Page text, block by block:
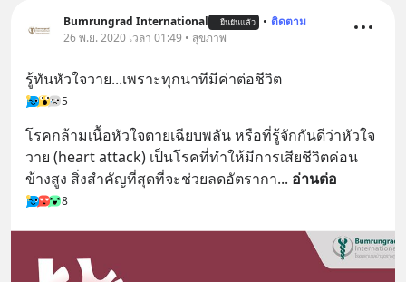
Bumrungrad International ยืนยันแล้ว • ติดตาม
26 พ.ย. 2020 เวลา 01:49 • สุขภาพ
รู้ทันหัวใจวาย...เพราะทุกนาทีมีค่าต่อชีวิต
5
โรคกล้ามเนื้อหัวใจตายเฉียบพลัน หรือที่รู้จักกันดีว่าหัวใจ
วาย (heart attack) เป็นโรคที่ทำให้มีการเสียชีวิตค่อน
ข้างสูง สิ่งสำคัญที่สุดที่จะช่วยลดอัตรากา... อ่านต่อ
8